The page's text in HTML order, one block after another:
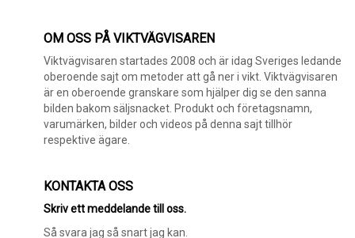
OM OSS PÅ VIKTVÄGVISAREN
Viktvägvisaren startades 2008 och är idag Sveriges ledande
oberoende sajt om metoder att gå ner i vikt. Viktvägvisaren
är en oberoende granskare som hjälper dig se den sanna
bilden bakom säljsnacket. Produkt och företagsnamn,
varumärken, bilder och videos på denna sajt tillhör
respektive ägare.
KONTAKTA OSS
Skriv ett meddelande till oss.
Så svara jag så snart jag kan.